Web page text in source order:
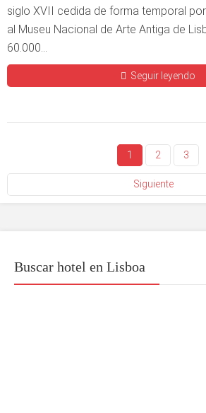
siglo XVII cedida de forma temporal
al Museu Nacional de Arte Antiga de
60.000...
Seguir leyendo
1 2 3
Siguiente
Buscar hotel en Lisboa